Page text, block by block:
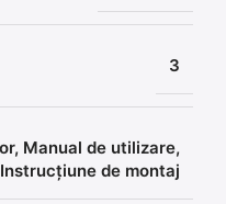
3
Manual de utilizare,
Instrucțiune de montaj